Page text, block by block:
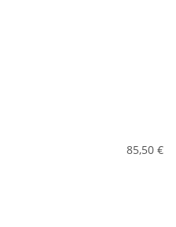
85,50 €